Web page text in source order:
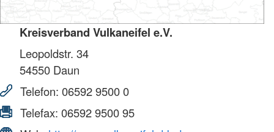
Kreisverband Vulkaneifel e.V.
Leopoldstr. 34
54550 Daun
Telefon: 06592 9500 0
Telefax: 06592 9500 95